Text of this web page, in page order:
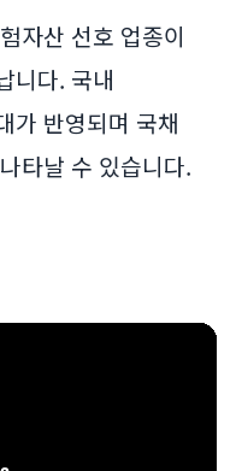
자산 선호 업종이
니다. 국내
가 반영되며 국채
타날 수 있습니다.